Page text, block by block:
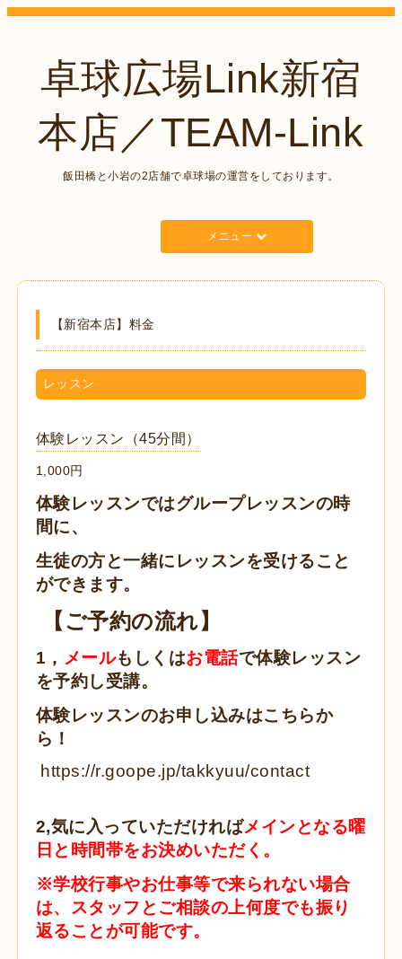
卓球広場Link新宿
本店／TEAM-Link
飯田橋と小岩の2店舗で卓球場の運営をしております。
メニュー
【新宿本店】料金
レッスン
体験レッスン（45分間）
1,000円
体験レッスンではグループレッスンの時
間に、
生徒の方と一緒にレッスンを受けること
ができます。
【ご予約の流れ】
1， メールもしくはお電話で体験レッスン
を予約し受講。
体験レッスンのお申し込みはこちらか
ら！
https://r.goope.jp/takkyuu/contact
2,気に入っていただければメインとなる曜
日と時間帯をお決めいただく。
※学校行事やお仕事等で来られない場合
は、スタッフとご相談の上何度でも振り
返ることが可能です。